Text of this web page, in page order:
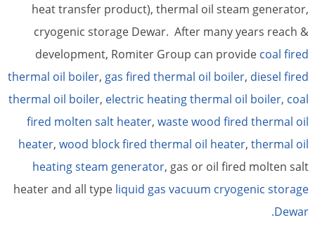
heat transfer product), thermal oil steam generator,
cryogenic storage Dewar. After many years reach &
development, Romiter Group can provide coal fired
thermal oil boiler, gas fired thermal oil boiler, diesel fired
thermal oil boiler, electric heating thermal oil boiler, coal
fired molten salt heater,waste wood fired thermal oil
heater,wood block fired thermal oil heater,thermal oil
heating steam generator, gas or oil fired molten salt
heater and all type liquid gas vacuum cryogenic storage
Dewar.